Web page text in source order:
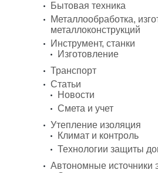
Бытовая техника
Металлообработка,
металлоконструкций
Инструмент, станки
Изготовление
Транспорт
Статьи
Новости
Смета и учет
Утепление изоляция
Климат и контроль
Технологии защиты
Автономные источники